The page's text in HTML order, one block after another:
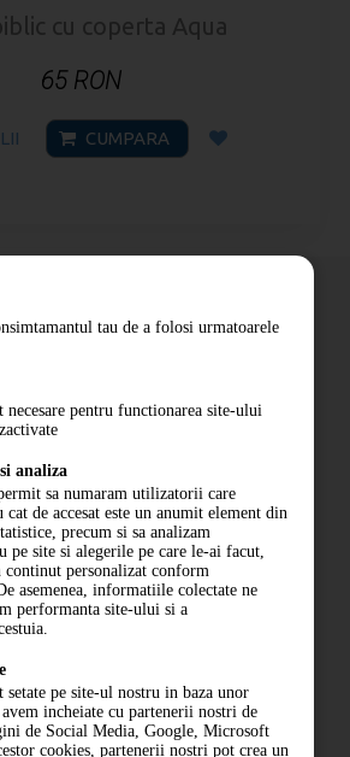
cu coperta Aqua
65 RON
CUMPARA
tau de a folosi urmatoarele
necesare pentru functionarea site-ului
analiza
sa numaram utilizatorii care
cat de accesat este un anumit element din
precum si sa analizam
pe site si alegerile pe care le-ai facut,
personalizat conform
asemenea, informatiile colectate ne
performanta site-ului si a
setate pe site-ul nostru in baza unor
incheiate cu partenerii nostri de
de Social Media, Google, Microsoft
cookies, partenerii nostri pot crea un